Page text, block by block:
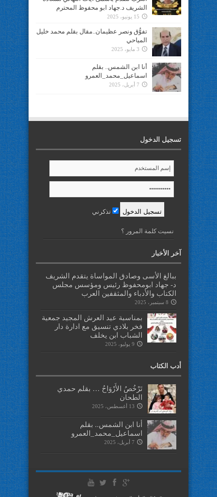
الشريف د.جهاد ابو محفوظ المحترم
15 يونيو، 2025
تفوُّق ونصر عظيمان..مقال بقلم محمد خليل
المياحي
3 مايو، 2025
أنا ابن الشمس.. بقلم
اسماعيل_محمد_العمرو
7 أبريل، 2025
تسجيل الدخول
تذكرني
نسيت كلمة المرور ؟
آخر الأخبار
ببالغ الأسى وصادق المواساة يتقدم الشريف
د- جهاد ابومحفوظ رئيس ومؤسس مجلس
الكتاب والأدباء والمثقفين العرب
8 سبتمبر، 2025
بمناسبة عيد العرش المجيد جمعية
فخر بلادي تنسيق مع ادارة دار
الشباب ابن يخلف
9 يوليو، 2025
أدب الكتاب
تَرْخُصُ الأَرْوَاحُ … بقلم حمدي
الطحان
13 أغسطس، 2025
أنا ابن الشمس.. بقلم
اسماعيل_محمد_العمرو
7 أبريل، 2025